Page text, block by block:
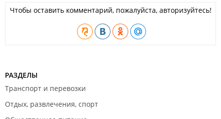
Чтобы оставить комментарий, пожалуйста, авторизуйтесь!
РАЗДЕЛЫ
Транспорт и перевозки
Отдых, развлечения, спорт